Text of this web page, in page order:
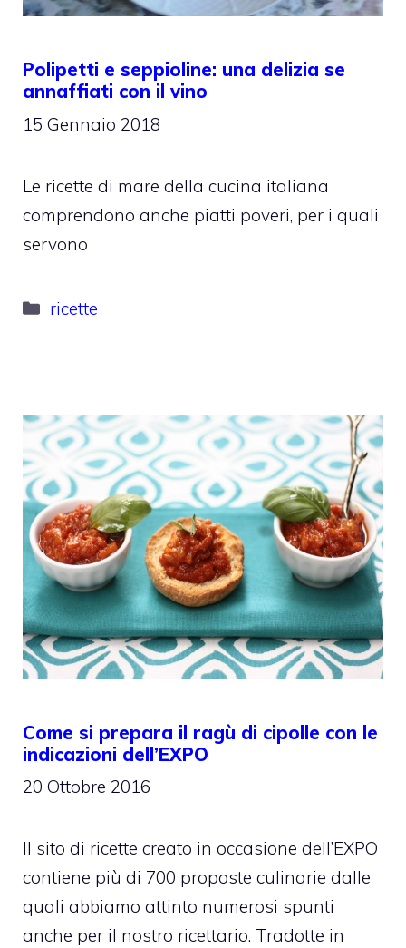
Polipetti e seppioline: una delizia se
annaffiati con il vino
15 Gennaio 2018
Le ricette di mare della cucina italiana
comprendono anche piatti poveri, per i quali
servono
Categorie
ricette
Come si prepara il ragù di cipolle con le
indicazioni dell’EXPO
20 Ottobre 2016
Il sito di ricette creato in occasione dell’EXPO
contiene più di 700 proposte culinarie dalle
quali abbiamo attinto numerosi spunti
anche per il nostro ricettario. Tradotte in